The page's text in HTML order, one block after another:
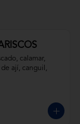
calamar,
ají, canguil,